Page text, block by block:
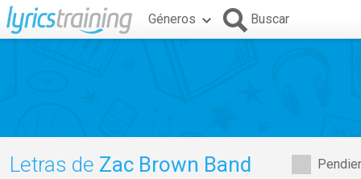
Géneros Buscar
Letras de Zac Brown Band